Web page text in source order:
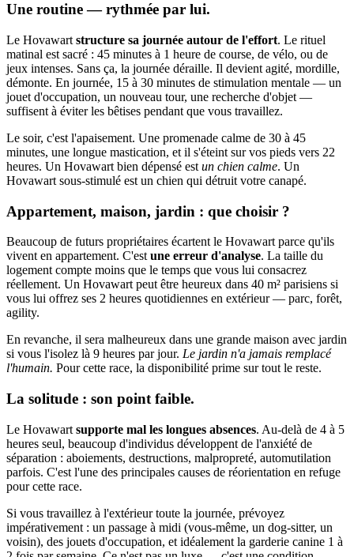
Une routine — rythmée par lui.
Le Hovawart structure sa journée autour de l'effort. Le rituel
matinal est sacré : 45 minutes à 1 heure de course, de vélo, ou de
jeux intenses. Sans ça, la journée déraille. Il devient agité, mordille,
démonte. En journée, 15 à 30 minutes de stimulation mentale — un
jouet d'occupation, un nouveau tour, une recherche d'objet —
suffisent à éviter les bêtises pendant que vous travaillez.
Le soir, c'est l'apaisement. Une promenade calme de 30 à 45
minutes, une longue mastication, et il s'éteint sur vos pieds vers 22
heures. Un Hovawart bien dépensé est un chien calme. Un
Hovawart sous-stimulé est un chien qui détruit votre canapé.
Appartement, maison, jardin : que choisir ?
Beaucoup de futurs propriétaires écartent le Hovawart parce qu'ils
vivent en appartement. C'estune erreur d'analyse. La taille du
logement compte moins que le temps que vous lui consacrez
réellement. Un Hovawart peut être heureux dans 40 m² parisiens si
vous lui offrez ses 2 heures quotidiennes en extérieur — parc, forêt,
agility.
En revanche, il sera malheureux dans une grande maison avec jardin
si vous l'isolez là 9 heures par jour. Le jardin n'a jamais remplacé
l'humain. Pour cette race, la disponibilité prime sur tout le reste.
La solitude : son point faible.
Le Hovawart supporte mal les longues absences. Au-delà de 4 à 5
heures seul, beaucoup d'individus développent de l'anxiété de
séparation : aboiements, destructions, malpropreté, automutilation
parfois. C'est l'une des principales causes de réorientation en refuge
pour cette race.
Si vous travaillez à l'extérieur toute la journée, prévoyez
impérativement : un passage à midi (vous-même, un dog-sitter, un
voisin), des jouets d'occupation, et idéalement la garderie canine 1 à